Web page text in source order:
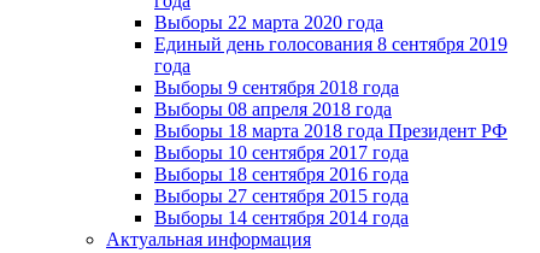
Выборы 22 марта 2020 года
Единый день голосования 8 сентября 2019
года
Выборы 9 сентября 2018 года
Выборы 08 апреля 2018 года
Выборы 18 марта 2018 года Президент РФ
Выборы 10 сентября 2017 года
Выборы 18 сентября 2016 года
Выборы 27 сентября 2015 года
Выборы 14 сентября 2014 года
Актуальная информация